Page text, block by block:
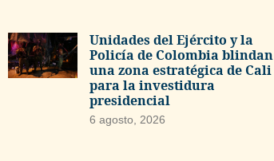
Unidades del Ejército y la
Policía de Colombia blindan
una zona estratégica de Cali
para la investidura
presidencial
6 agosto, 2026